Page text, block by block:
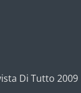
Di Tutto 2009